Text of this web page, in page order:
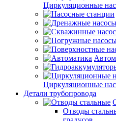
Циркуляционные
Циркуляционные
Детали трубопровода
Отводы